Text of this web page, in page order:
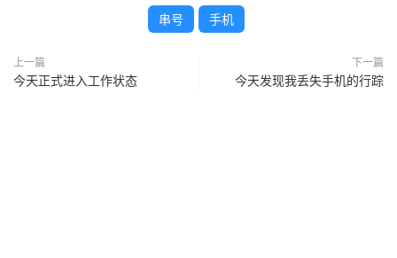
串号 手机
上一篇
今天正式进入工作状态
下一篇
今天发现我丢失手机的行踪